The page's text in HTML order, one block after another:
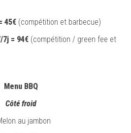
45€ (compétition et barbecue)
= 94€ (compétition / green fee et
Menu BBQ
Côté froid
au jambon